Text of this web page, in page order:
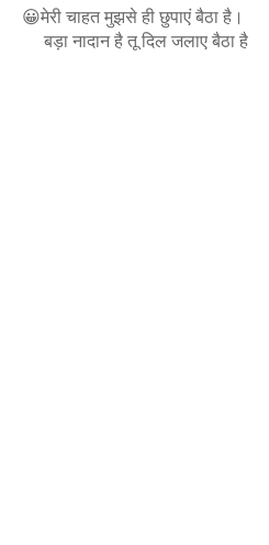
😀मेरी चाहत मुझसे ही छुपाएं बैठा है।
बड़ा नादान है तू दिल जलाए बैठा है